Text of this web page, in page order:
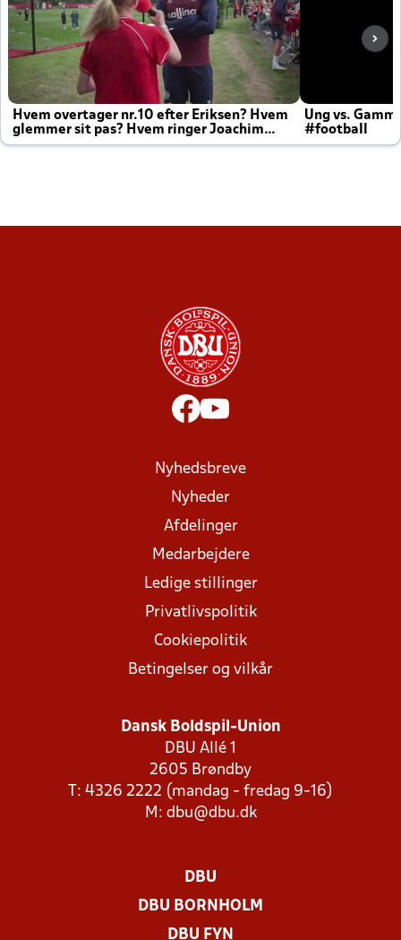
Hvem overtager nr.10 efter Eriksen? Hvem
glemmer sit pas? Hvem ringer Joachim
altid til efter kampe?
Ung vs.
#football
Nyhedsbreve
Nyheder
Afdelinger
Medarbejdere
Ledige stillinger
Privatlivspolitik
Cookiepolitik
Betingelser og vilkår
Dansk Boldspil-Union
DBU Allé 1
2605 Brøndby
T: 4326 2222 (mandag - fredag 9-16)
M: dbu@dbu.dk
DBU
DBU BORNHOLM
DBU FYN